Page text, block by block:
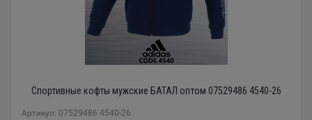
Спортивные кофты мужские БАТАЛ оптом 07529486 4540-26
Артикул: 07529486 4540-26